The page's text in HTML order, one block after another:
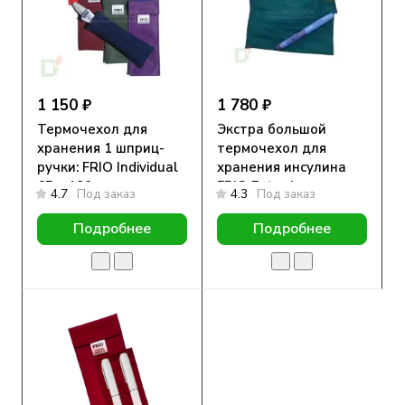
1 150 ₽
Термочехол для
хранения 1 шприц-
ручки: FRIO Individual
65 х 180 мм
4.7 Под заказ
Подробнее
1 780 ₽
Экстра большой
термочехол для
хранения инсулина
FRIO Extra Large
Wallet, 15,5 х 21 см
4.3 Под заказ
Подробнее